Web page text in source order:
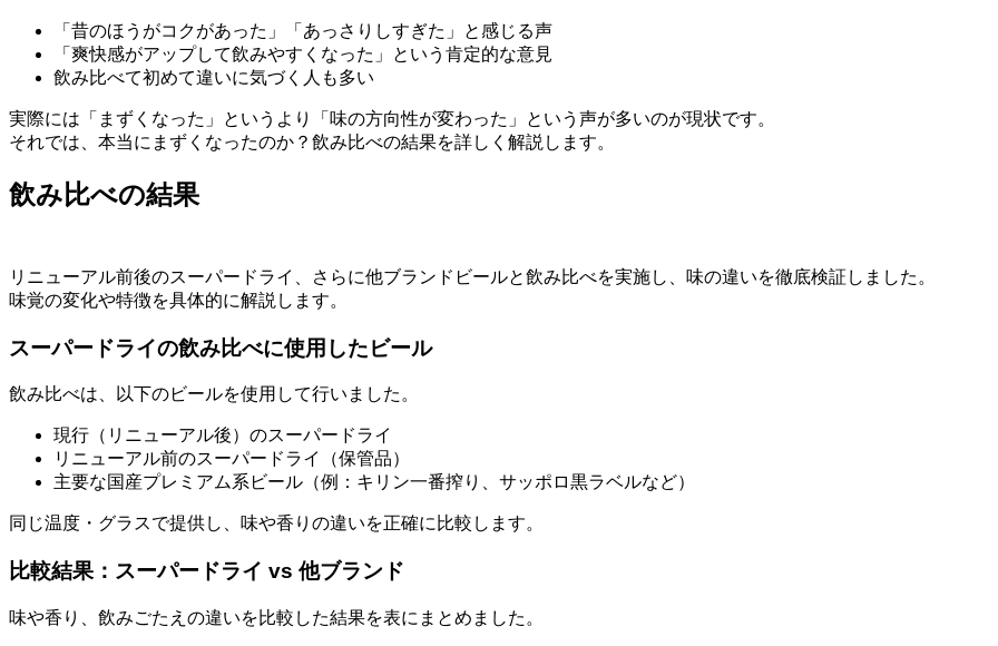
「昔のほうがコクがあった」「あっさりしすぎた」と感じる声
「爽快感がアップして飲みやすくなった」という肯定的な意見
飲み比べて初めて違いに気づく人も多い
実際には「まずくなった」というより「味の方向性が変わった」という声が多いのが現状です。
それでは、本当にまずくなったのか？飲み比べの結果を詳しく解説します。
飲み比べの結果
リニューアル前後のスーパードライ、さらに他ブランドビールと飲み比べを実施し、味の違いを徹底検証しました。
味覚の変化や特徴を具体的に解説します。
スーパードライの飲み比べに使用したビール
飲み比べは、以下のビールを使用して行いました。
現行（リニューアル後）のスーパードライ
リニューアル前のスーパードライ（保管品）
主要な国産プレミアム系ビール（例：キリン一番搾り、サッポロ黒ラベルなど）
同じ温度・グラスで提供し、味や香りの違いを正確に比較します。
比較結果：スーパードライ vs 他ブランド
味や香り、飲みごたえの違いを比較した結果を表にまとめました。